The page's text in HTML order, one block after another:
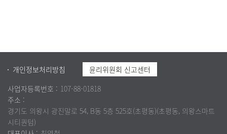
개인정보처리방침
윤리위원회 신고센터
사업자등록번호 : 107-88-01818
주소 :
경기도 의왕시 광진말로 54, B동 5층 525호(초평동)(초평동, 의왕스마트
시티퀀텀)